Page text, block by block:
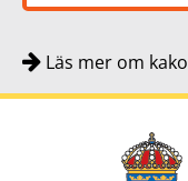
Läs mer om